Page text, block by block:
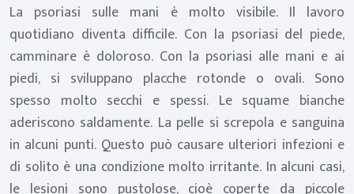
La psoriasi sulle mani è molto visibile. Il lavoro
quotidiano diventa difficile. Con la psoriasi del piede,
camminare è doloroso. Con la psoriasi alle mani e ai
piedi, si sviluppano placche rotonde o ovali. Sono
spesso molto secchi e spessi. Le squame bianche
aderiscono saldamente. La pelle si screpola e sanguina
in alcuni punti. Questo può causare ulteriori infezioni e
di solito è una condizione molto irritante. In alcuni casi,
le lesioni sono pustolose, cioè coperte da piccole